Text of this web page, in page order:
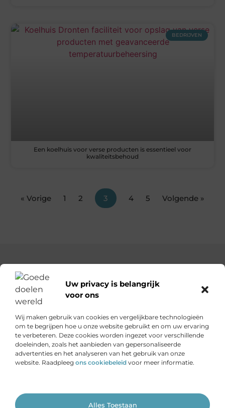
Uw privacy is belangrijk
voor ons
Wij maken gebruik van cookies en vergelijkbare technologieën
om te begrijpen hoe u onze website gebruikt en om uw ervaring
te verbeteren. Deze cookies worden ingezet voor verschillende
doeleinden, zoals het aanbieden van gepersonaliseerde
advertenties en het analyseren van het gebruik van onze
website. Raadpleeg ons cookiebeleid voor meer informatie.
Alles Toestaan Ga Naar
BEDRIJVEN
Een koelhuis voor verse producten is essentieel voor
kwaliteitsbehoud
« Vorige 1 2 3 4 5 Volgende »
Goededoelenwereld.nl – Verhalen die inspireren, impact die
Ontdek een diverse verzameling blogs en artikelen over
initiatieven die de wereld een stukje beter maken.
Onze informatie